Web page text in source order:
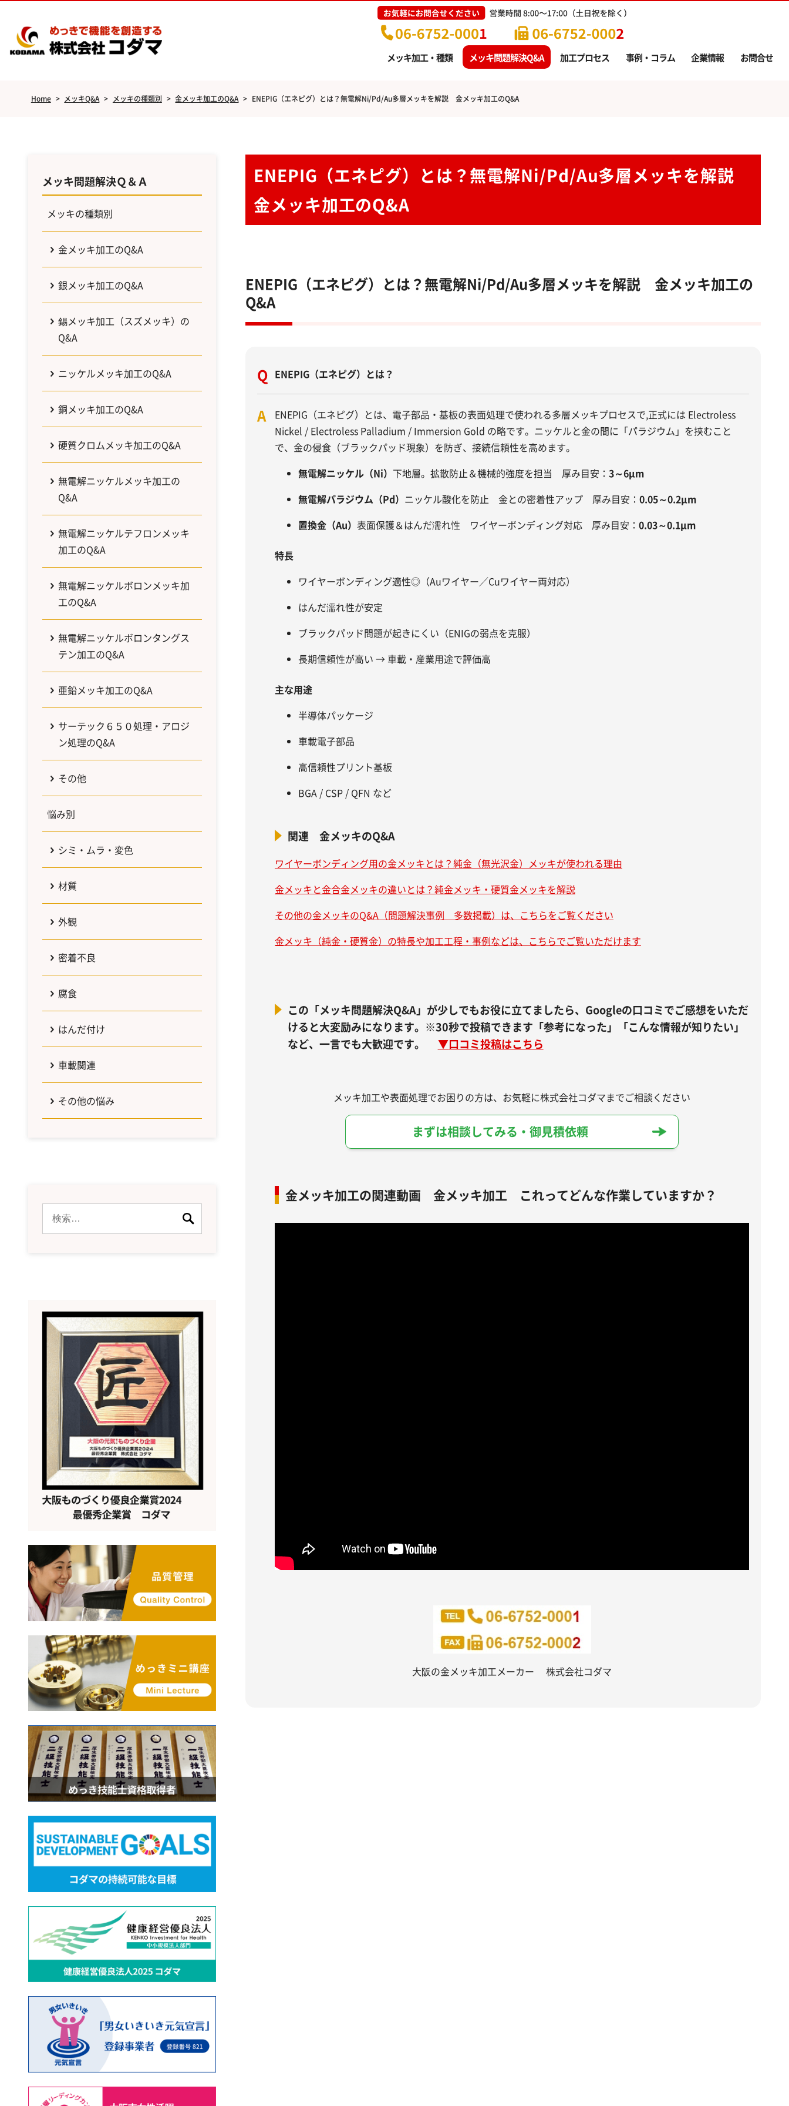
メッキ加工・種類 メッキ問題解決Q&A 加工プロセス 事例・コラム 企業情報 お問合せ
Home > メッキQ&A > メッキの種類別 > 金メッキ加工のQ&A > ENEPIG（エネピグ）とは？無電解Ni/Pd/Au多層メッキを解説 金メッキ加工のQ&A
ENEPIG（エネピグ）とは？無電解Ni/Pd/Au多層メッキを解説
金メッキ加工のQ&A
ENEPIG（エネピグ）とは？無電解Ni/Pd/Au多層メッキを解説 金メッキ加工の
Q&A
Q ENEPIG（エネピグ）とは？
A
ENEPIG（エネピグ）とは、電子部品・基板の表面処理で使われる多層メッキプロセスで,正式には Electroless
Nickel / Electroless Palladium / Immersion Gold の略です。ニッケルと金の間に「パラジウム」を挟むこと
で、金の侵食（ブラックパッド現象）を防ぎ、接続信頼性を高めます。
無電解ニッケル（Ni） 下地層。拡散防止＆機械的強度を担当 厚み目安： 3～6µm
無電解パラジウム（Pd） ニッケル酸化を防止 金との密着性アップ 厚み目安： 0.05～0.2µm
置換金（Au） 表面保護＆はんだ濡れ性 ワイヤーボンディング対応 厚み目安： 0.03～0.1µm
特長
ワイヤーボンディング適性◎（Auワイヤー／Cuワイヤー両対応）
はんだ濡れ性が安定
ブラックパッド問題が起きにくい（ENIGの弱点を克服）
長期信頼性が高い → 車載・産業用途で評価高
主な用途
半導体パッケージ
車載電子部品
高信頼性プリント基板
BGA / CSP / QFN など
関連 金メッキのQ&A
ワイヤーボンディング用の金メッキとは？純金（無光沢金）メッキが使われる理由
金メッキと金合金メッキの違いとは？純金メッキ・硬質金メッキを解説
その他の金メッキのQ&A（問題解決事例 多数掲載）は、こちらをご覧ください
金メッキ（純金・硬質金）の特長や加工工程・事例などは、こちらでご覧いただけます
この「メッキ問題解決Q&A」が少しでもお役に立てましたら、Googleの口コミでご感想をいただ
けると大変励みになります。※30秒で投稿できます「参考になった」「こんな情報が知りたい」
など、一言でも大歓迎です。 ▼口コミ投稿はこちら
メッキ加工や表面処理でお困りの方は、お気軽に株式会社コダマまでご相談ください
まずは相談してみる・御見積依頼
金メッキ加工の関連動画 金メッキ加工 これってどんな作業していますか？
大阪の金メッキ加工メーカー 株式会社コダマ
メッキ問題解決Ｑ＆Ａ
メッキの種類別
金メッキ加工のQ&A
銀メッキ加工のQ&A
錫メッキ加工（スズメッキ）の
Q&A
ニッケルメッキ加工のQ&A
銅メッキ加工のQ&A
硬質クロムメッキ加工のQ&A
無電解ニッケルメッキ加工の
Q&A
無電解ニッケルテフロンメッキ
加工のQ&A
無電解ニッケルボロンメッキ加
工のQ&A
無電解ニッケルボロンタングス
テン加工のQ&A
亜鉛メッキ加工のQ&A
サーテック６５０処理・アロジ
ン処理のQ&A
その他
悩み別
シミ・ムラ・変色
材質
外観
密着不良
腐食
はんだ付け
車載関連
その他の悩み
索: